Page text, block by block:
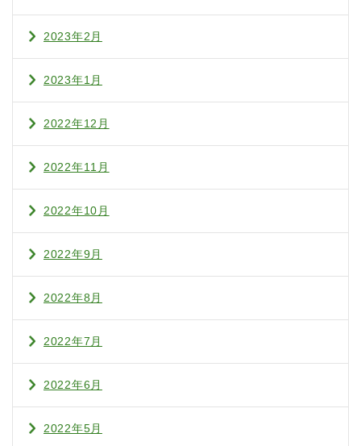
2023年2月
2023年1月
2022年12月
2022年11月
2022年10月
2022年9月
2022年8月
2022年7月
2022年6月
2022年5月